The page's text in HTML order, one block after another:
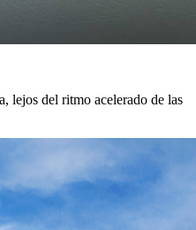
lejos del ritmo acelerado de las